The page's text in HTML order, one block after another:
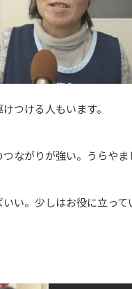
つける人もいます。
ながりが強い。うらやま
い。少しはお役に立って